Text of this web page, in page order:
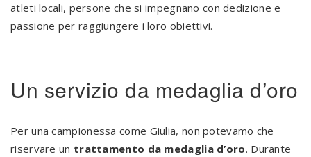
atleti locali, persone che si impegnano con dedizione e
passione per raggiungere i loro obiettivi.
Un servizio da medaglia d’oro
Per una campionessa come Giulia, non potevamo che
riservare un trattamento da medaglia d’oro. Durante